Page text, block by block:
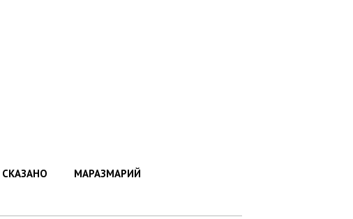
СКАЗАНО МАРАЗМАРИЙ